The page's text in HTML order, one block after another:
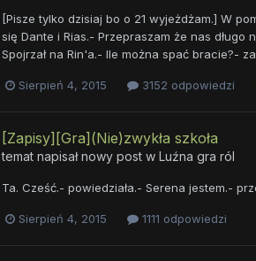
[Pisze tylko dzisiaj bo o 21 wyjeżdżam.] W
się Dante i Rias.- Przepraszam że nas długo
Spojrzał na Rin'a.- Ile można spać bracie?-
Sierpień 4, 2015 3152 odpowiedzi
[Zapisy][Gra](Nie)zwykła szkoła
temat napisał nowy post w Luźna gra ról
Ta. Cześć.- powiedziała.- Serena jestem.-
Sierpień 4, 2015 1111 odpowiedzi